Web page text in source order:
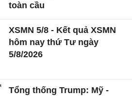
toàn cầu
XSMN 5/8 - Kết quả XSMN
hôm nay thứ Tư ngày
5/8/2026
Tổng thống Trump: Mỹ -